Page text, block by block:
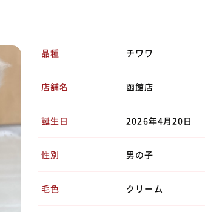
品種 チワワ
店舗名 函館店
誕生日 2026年4月20日
性別 男の子
毛色 クリーム